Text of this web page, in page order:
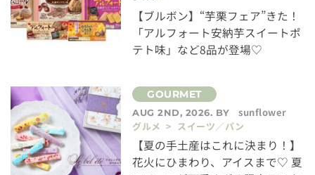
【ブルボン】“芋栗フェア”きた！
「アルフォート安納芋スイートポ
テト味」など8品が登場♡
AUG 2ND, 2026. BY
sunflower
グルメ > スイーツ／パン
【夏の手土産はこれに決まり！】
花火にひまわり、アイスまで♡ 夏